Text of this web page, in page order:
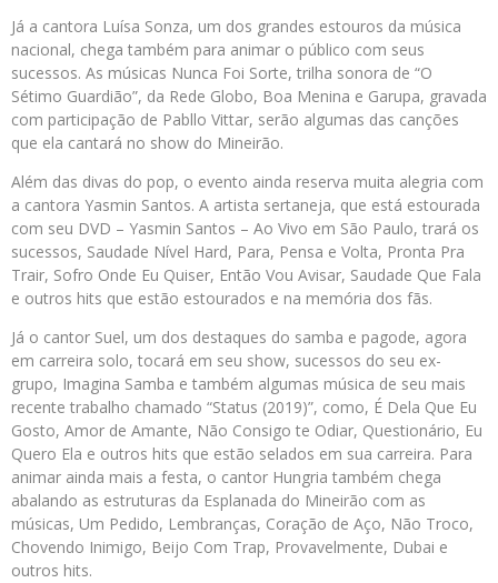
Já a cantora Luísa Sonza, um dos grandes estouros da música
nacional, chega também para animar o público com seus
sucessos. As músicas Nunca Foi Sorte, trilha sonora de “O
Sétimo Guardião”, da Rede Globo, Boa Menina e Garupa, gravada
com participação de Pabllo Vittar, serão algumas das canções
que ela cantará no show do Mineirão.
Além das divas do pop, o evento ainda reserva muita alegria com
a cantora Yasmin Santos. A artista sertaneja, que está estourada
com seu DVD – Yasmin Santos – Ao Vivo em São Paulo, trará os
sucessos, Saudade Nível Hard, Para, Pensa e Volta, Pronta Pra
Trair, Sofro Onde Eu Quiser, Então Vou Avisar, Saudade Que Fala
e outros hits que estão estourados e na memória dos fãs.
Já o cantor Suel, um dos destaques do samba e pagode, agora
em carreira solo, tocará em seu show, sucessos do seu ex-
grupo, Imagina Samba e também algumas música de seu mais
recente trabalho chamado “Status (2019)”, como, É Dela Que Eu
Gosto, Amor de Amante, Não Consigo te Odiar, Questionário, Eu
Quero Ela e outros hits que estão selados em sua carreira. Para
animar ainda mais a festa, o cantor Hungria também chega
abalando as estruturas da Esplanada do Mineirão com as
músicas, Um Pedido, Lembranças, Coração de Aço, Não Troco,
Chovendo Inimigo, Beijo Com Trap, Provavelmente, Dubai e
outros hits.